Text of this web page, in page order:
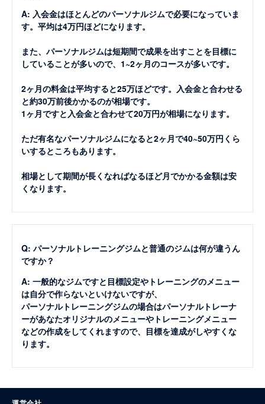
A: 入会金はほとんどのパーソナルジムで必要になっていま
す。平均は4万円ほどになります。
また、パーソナルジムは短期間で成果を出すことを目標に
していることが多いので、1~2ヶ月のコースが多いです。
2ヶ月の料金は平均すると25万ほどです。入会金と合わせる
と約30万前後かかるのが相場です。
1ヶ月ですと入会金と合わせて20万円が相場になります。
ただ有名なパーソナルジムになると2ヶ月で40~50万円くら
いするところもあります。
相場として期間が長くなればなるほど月でかかる金額は安
くなります。
Q: パーソナルトレーニングジムと普通のジムは何が違うん
ですか？
A: 一般的なジムですと目標設定やトレーニングのメニュー
は自分で作らないといけないですが、
パーソナルトレーニングジムの場合はパーソナルトレーナ
ーがあなたオリジナルのメニューやトレーニングメニュー
などの作成をしてくれますので、目標を達成がしやすくな
ります。